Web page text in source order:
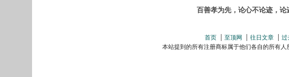
百善孝为先，论心不论迹，
首页 至顶网 往日文章 过
本站提到的所有注册商标属于他们各自的所有